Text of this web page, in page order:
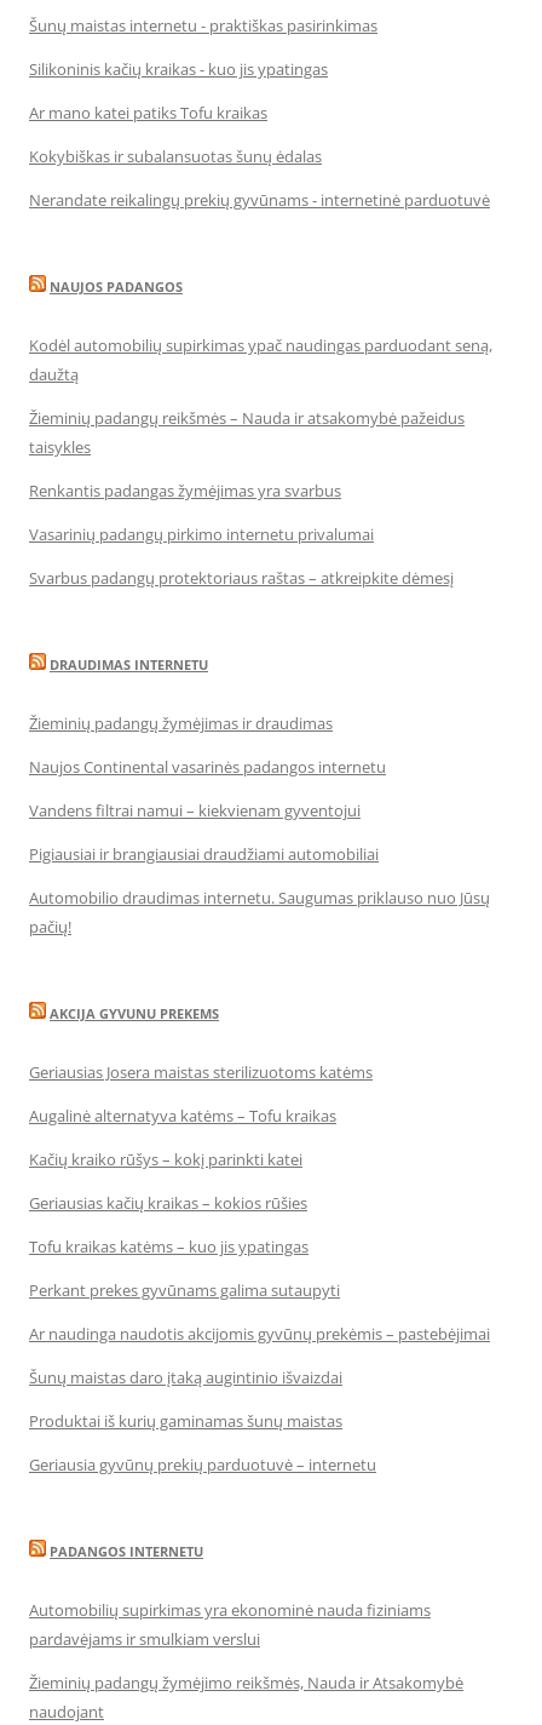
Šunų maistas internetu - praktiškas pasirinkimas
Silikoninis kačių kraikas - kuo jis ypatingas
Ar mano katei patiks Tofu kraikas
Kokybiškas ir subalansuotas šunų ėdalas
Nerandate reikalingų prekių gyvūnams - internetinė parduotuvė
NAUJOS PADANGOS
Kodėl automobilių supirkimas ypač naudingas parduodant seną,
daužtą
Žieminių padangų reikšmės – Nauda ir atsakomybė pažeidus
taisykles
Renkantis padangas žymėjimas yra svarbus
Vasarinių padangų pirkimo internetu privalumai
Svarbus padangų protektoriaus raštas – atkreipkite dėmesį
DRAUDIMAS INTERNETU
Žieminių padangų žymėjimas ir draudimas
Naujos Continental vasarinės padangos internetu
Vandens filtrai namui – kiekvienam gyventojui
Pigiausiai ir brangiausiai draudžiami automobiliai
Automobilio draudimas internetu. Saugumas priklauso nuo Jūsų
pačių!
AKCIJA GYVUNU PREKEMS
Geriausias Josera maistas sterilizuotoms katėms
Augalinė alternatyva katėms – Tofu kraikas
Kačių kraiko rūšys – kokį parinkti katei
Geriausias kačių kraikas – kokios rūšies
Tofu kraikas katėms – kuo jis ypatingas
Perkant prekes gyvūnams galima sutaupyti
Ar naudinga naudotis akcijomis gyvūnų prekėmis – pastebėjimai
Šunų maistas daro įtaką augintinio išvaizdai
Produktai iš kurių gaminamas šunų maistas
Geriausia gyvūnų prekių parduotuvė – internetu
PADANGOS INTERNETU
Automobilių supirkimas yra ekonominė nauda fiziniams
pardavėjams ir smulkiam verslui
Žieminių padangų žymėjimo reikšmės, Nauda ir Atsakomybė
naudojant